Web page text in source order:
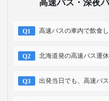
高速バス・深夜
高速バスの車内で飲食
北海道発の高速バス運
出発当日でも、高速バ